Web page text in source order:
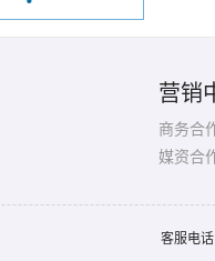
营销
商务合
媒资合
客服电